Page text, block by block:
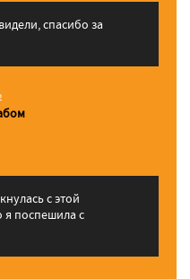
спасибо за
с этой
поспешила с